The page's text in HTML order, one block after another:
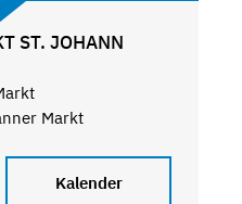
ST. JOHANN
Markt
Kalender